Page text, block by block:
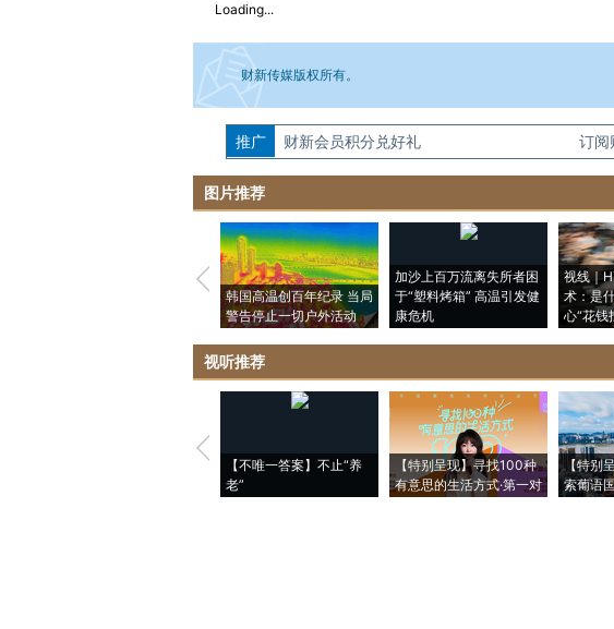
Loading...
财新传媒版权所有。
如需刊登转载请点击右侧按钮，提交相关信息。经确认即可刊登
推广 财新会员积分兑好礼 订阅
图片推荐
韩国高温创百年纪录 当局
警告停止一切户外活动
加沙上百万流离失所者困
于“塑料烤箱” 高温引发健
康危机
视线｜
术：是
心“花钱
视听推荐
【不唯一答案】不止“养
老”
【特别呈现】寻找100种
有意思的生活方式·第一对
【特别
索葡语